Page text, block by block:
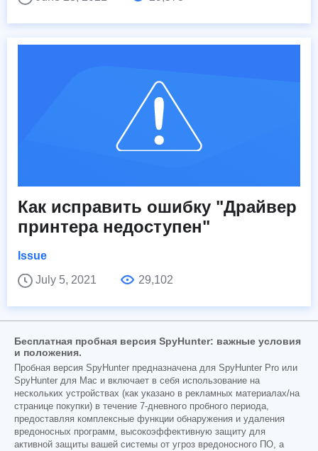
Как исправить ошибку "Драйвер
принтера недоступен"
Issue
July 5, 2021
29,102
Бесплатная пробная версия SpyHunter: важные условия
и положения.
Пробная версия SpyHunter предназначена для SpyHunter Pro или
SpyHunter для Mac и включает в себя использование на
нескольких устройствах (как указано в рекламных материалах/на
странице покупки) в течение 7-дневного пробного периода,
предоставляя комплексные функции обнаружения и удаления
вредоносных программ, высокоэффективную защиту для
активной защиты вашей системы от угроз вредоносного ПО, а